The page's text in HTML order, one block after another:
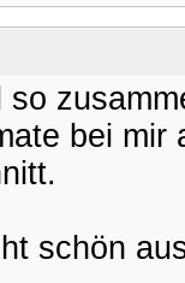
bei
schön